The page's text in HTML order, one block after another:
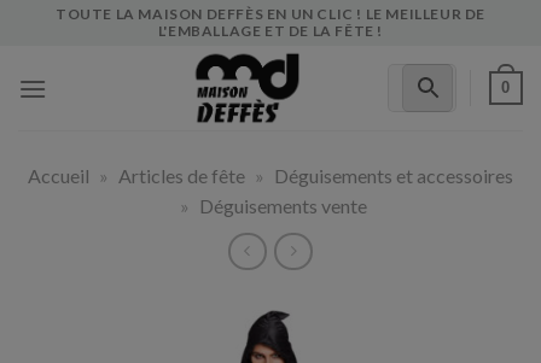
TOUTE LA MAISON DEFFÈS EN UN CLIC ! LE MEILLEUR DE
L'EMBALLAGE ET DE LA FÊTE !
0
Accueil » Articles de fête »
Déguisements et accessoires
»
Déguisements vente